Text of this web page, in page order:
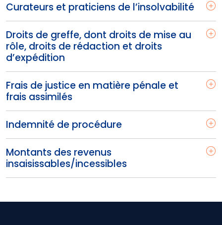
Curateurs et praticiens de l’insolvabilité
Droits de greffe, dont droits de mise au
rôle, droits de rédaction et droits
d’expédition
Frais de justice en matière pénale et
frais assimilés
Indemnité de procédure
Montants des revenus
insaisissables/incessibles